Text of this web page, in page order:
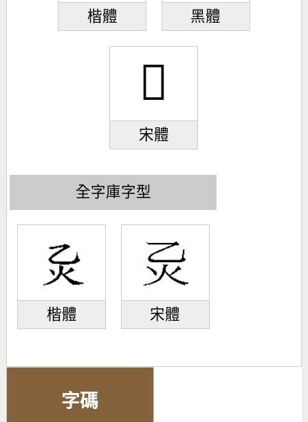
楷體 黑體
𪸍
宋體
全字庫字型
楷體 宋體
字碼